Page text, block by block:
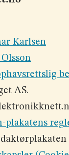
Karlsen
AS.
plakatens